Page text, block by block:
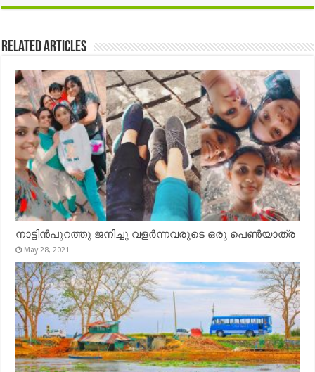
Related Articles
നാട്ടിൻപുറത്തു ജനിച്ചു വളർന്നവരുടെ ഒരു പെൺയാത്ര
May 28, 2021